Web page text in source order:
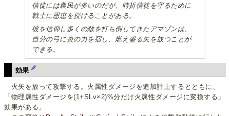
信徒には農民が多いのだが、時折信徒を守るために
戦士に恩恵を授けることがある。
彼を信仰し多くの敵を打ち倒してきたアマゾンは、
自分の弓に炎の力を宿し、燃え盛る矢を放つことが
できる。
効果
火矢を放って攻撃する。火属性ダメージを追加計上するとともに、
「物理属性ダメージを(1+SLv×2)%分だけ火属性ダメージに変換する」
効果がある。